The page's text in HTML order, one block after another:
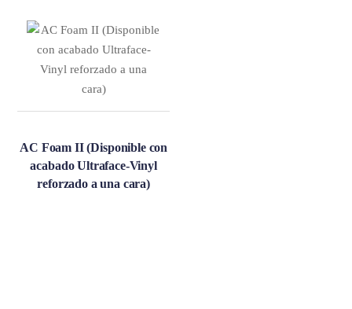
AC Foam II (Disponible con
acabado Ultraface-Vinyl
reforzado a una cara)